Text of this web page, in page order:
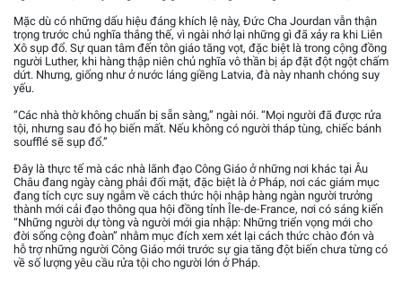
Mặc dù có những dấu hiệu đáng khích lệ này, Đức Cha Jourdan vẫn thận
trọng trước chủ nghĩa thắng thế, vì ngài nhớ lại những gì đã xảy ra khi Liên
Xô sụp đổ. Sự quan tâm đến tôn giáo tăng vọt, đặc biệt là trong cộng đồng
người Luther, khi hàng thập niên chủ nghĩa vô thần bị áp đặt đột ngột chấm
dứt. Nhưng, giống như ở nước láng giềng Latvia, đà này nhanh chóng suy
yếu.
“Các nhà thờ không chuẩn bị sẵn sàng,” ngài nói. “Mọi người đã được rửa
tội, nhưng sau đó họ biến mất. Nếu không có người tháp tùng, chiếc bánh
soufflé sẽ sụp đổ.”
Đây là thực tế mà các nhà lãnh đạo Công Giáo ở những nơi khác tại Âu
Châu đang ngày càng phải đối mặt, đặc biệt là ở Pháp, nơi các giám mục
đang tích cực suy ngẫm về cách thức hội nhập hàng ngàn người trưởng
thành mới cải đạo thông qua hội đồng tỉnh Île-de-France, nơi có sáng kiến
“Những người dự tòng và người mới gia nhập: Những triển vọng mới cho
đời sống cộng đoàn” nhằm mục đích xem xét lại cách thức chào đón và
hỗ trợ những người Công Giáo mới trước sự gia tăng đột biến chưa từng có
về số lượng yêu cầu rửa tội cho người lớn ở Pháp.